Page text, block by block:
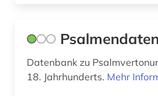
bauökologie (3)
bedrohte sprache (1)
Datenbank zu
18. Jahrhunderts. Mehr